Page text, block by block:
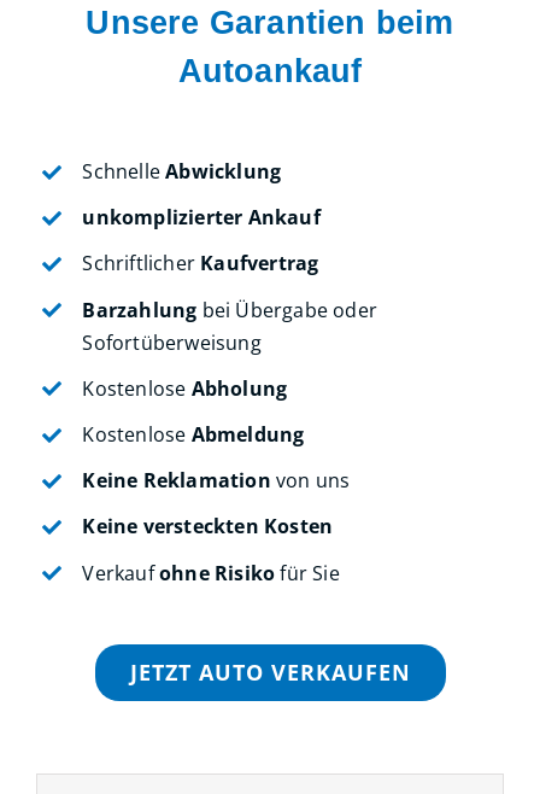
Unsere Garantien beim
Autoankauf
SchnelleAbwicklung
unkomplizierter Ankauf
Schriftlicher Kaufvertrag
Barzahlung bei Übergabe oder
Sofortüberweisung
Kostenlose Abholung
Kostenlose Abmeldung
Keine Reklamation von uns
Keine versteckten Kosten
Verkaufohne Risikofür Sie
JETZT AUTO VERKAUFEN